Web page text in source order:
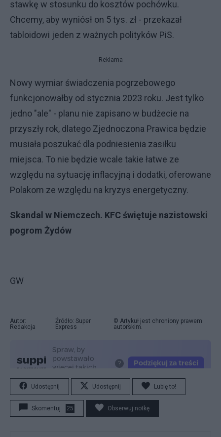
stawkę w stosunku do kosztów pochówku.
Chcemy, aby wyniósł on 5 tys. zł - przekazał
tabloidowi jeden z ważnych polityków PiS.
Reklama
Nowy wymiar świadczenia pogrzebowego
funkcjonowałby od stycznia 2023 roku. Jest tylko
jedno "ale" - planu nie zapisano w budżecie na
przyszły rok, dlatego Zjednoczona Prawica będzie
musiała poszukać dla podniesienia zasiłku
miejsca. To nie będzie wcale takie łatwe ze
względu na sytuację inflacyjną i dodatki, oferowane
Polakom ze względu na kryzys energetyczny.
Skandal w Niemczech. KFC świętuje nazistowski
pogrom Żydów
GW
Autor:
Redakcja
Źródło: Super
Express
© Artykuł jest chroniony prawem
autorskim.
Udostępnij Udostępnij Lubię to!
Skomentuj 25 Obserwuj notkę